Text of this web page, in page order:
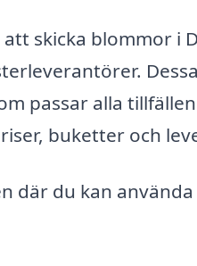
skicka blommor i
passar alla
buketter och
där du kan